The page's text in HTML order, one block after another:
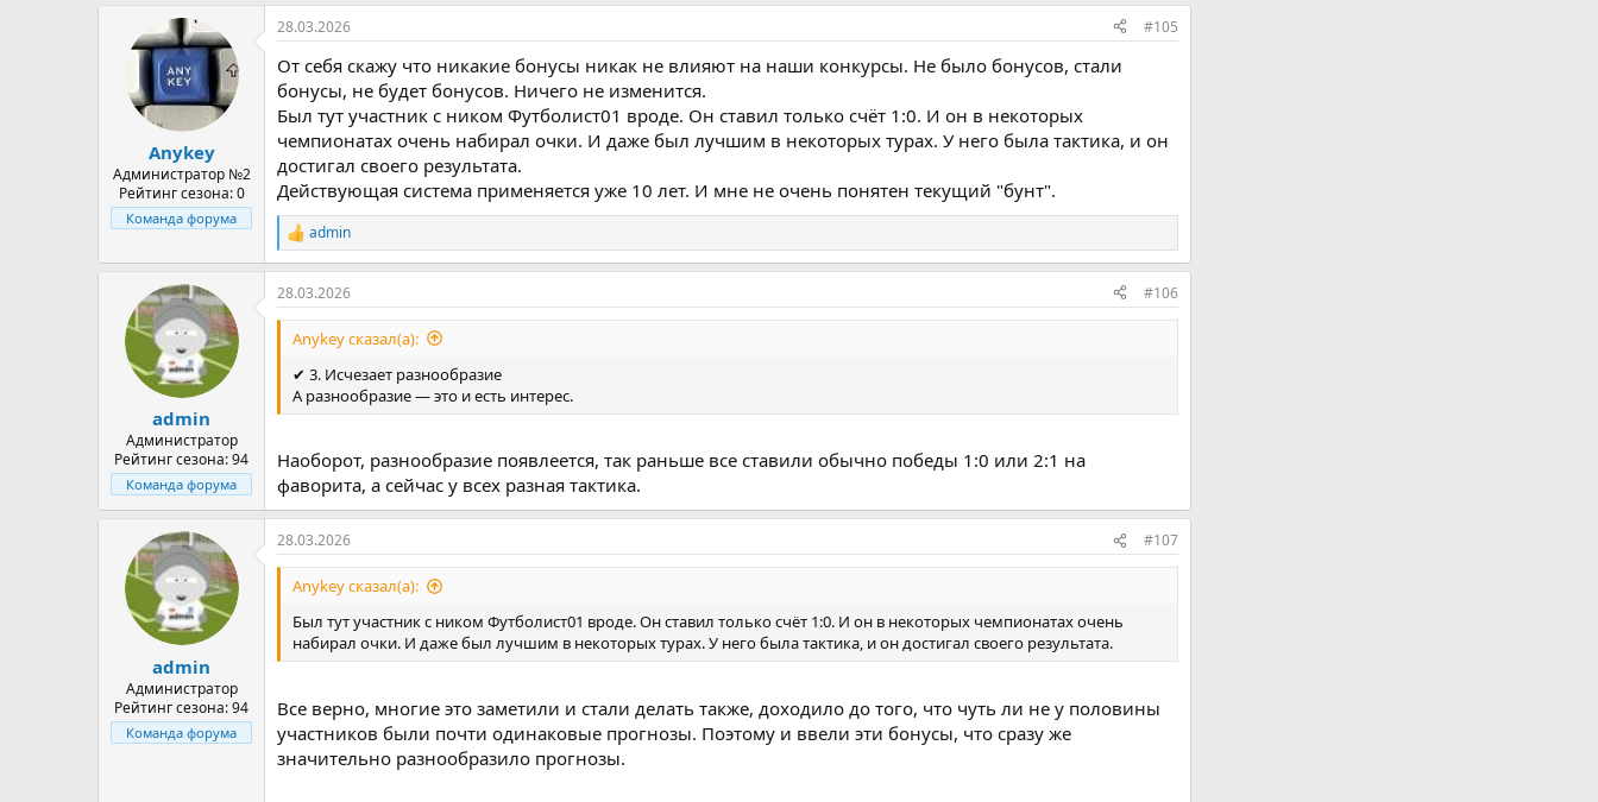
Anykey
Администратор №2
Рейтинг сезона: 0
Команда форума
28.03.2026 #105
От себя скажу что никакие бонусы никак не влияют на наши конкурсы. Не было бонусов, стали
бонусы, не будет бонусов. Ничего не изменится.
Был тут участник с ником Футболист01 вроде. Он ставил только счёт 1:0. И он в некоторых
чемпионатах очень набирал очки. И даже был лучшим в некоторых турах. У него была тактика, и он
достигал своего результата.
Действующая система применяется уже 10 лет. И мне не очень понятен текущий "бунт".
Р
е
а
к
ц
и
admin
admin
Администратор
Рейтинг сезона: 94
Команда форума
28.03.2026 #106
Anykey сказал(а):
✔ 3. Исчезает разнообразие
А разнообразие — это и есть интерес.
Наоборот, разнообразие появлеется, так раньше все ставили обычно победы 1:0 или 2:1 на
фаворита, а сейчас у всех разная тактика.
admin
Администратор
Рейтинг сезона: 94
Команда форума
28.03.2026 #107
Anykey сказал(а):
Был тут участник с ником Футболист01 вроде. Он ставил только счёт 1:0. И он в некоторых чемпионатах очень
набирал очки. И даже был лучшим в некоторых турах. У него была тактика, и он достигал своего результата.
Все верно, многие это заметили и стали делать также, доходило до того, что чуть ли не у половины
участников были почти одинаковые прогнозы. Поэтому и ввели эти бонусы, что сразу же
значительно разнообразило прогнозы.